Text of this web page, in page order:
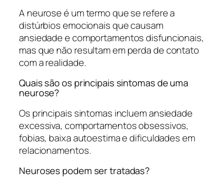
A neurose é um termo que se refere a
distúrbios emocionais que causam
ansiedade e comportamentos disfuncionais,
mas que não resultam em perda de contato
com a realidade.
Quais são os principais sintomas de uma
neurose?
Os principais sintomas incluem ansiedade
excessiva, comportamentos obsessivos,
fobias, baixa autoestima e dificuldades em
relacionamentos.
Neuroses podem ser tratadas?